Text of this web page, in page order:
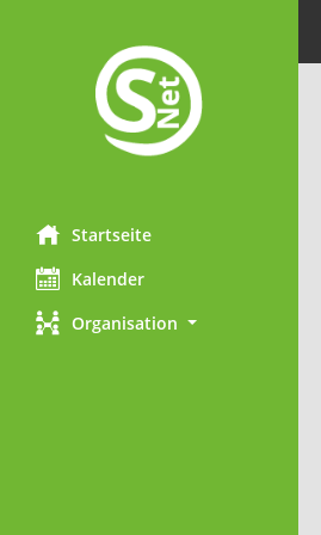
Startseite
Kalender
Organisation